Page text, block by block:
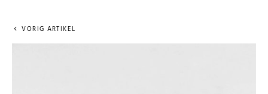
VORIG ARTIKEL